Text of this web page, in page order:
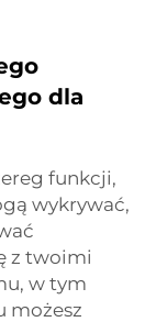
dla
funkcji,
wykrywać,
z twoimi
w tym
możesz